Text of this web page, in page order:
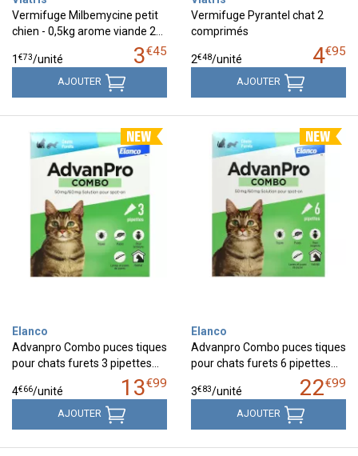
Vermifuge Milbemycine petit
chien - 0,5kg arome viande 2…
3€45
1 €73/unité
AJOUTER
Vermifuge Pyrantel chat 2
comprimés
4€95
2€48/unité
AJOUTER
Elanco
Advanpro Combo puces tiques
pour chats furets 3 pipettes…
13€99
4€66/unité
AJOUTER
Elanco
Advanpro Combo puces tiques
pour chats furets 6 pipettes…
22€99
3€83/unité
AJOUTER